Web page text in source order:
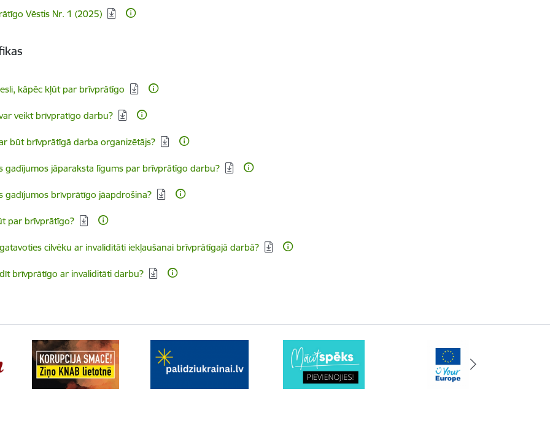
Vēstis Nr. 1 (2025)
kāpēc kļūt par brīvprātīgo
veikt brīvpratīgo darbu?
būt brīvprātīgā darba organizētājs?
gadījumos jāparaksta līgums par brīvprātīgo darbu?
gadījumos brīvprātīgo jāapdrošina?
par brīvprātīgo?
cilvēku ar invaliditāti iekļaušanai brīvprātīgajā darbā?
brīvprātīgo ar invaliditāti darbu?